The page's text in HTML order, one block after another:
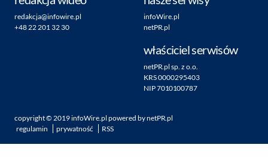
redakcja@infowire.pl
+48 22 201 32 30
infoWire.pl
netPR.pl
właściciel serwisów
netPR.pl sp. z o.o.
KRS 0000295403
NIP 7010100787
copyright © 2019infoWire.pl powered bynetPR.pl
regulamin
prywatność RSS